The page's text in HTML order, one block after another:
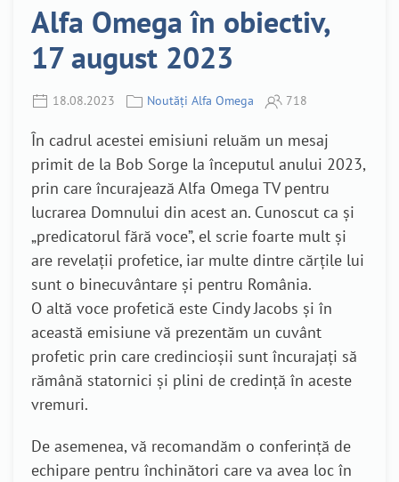
Alfa Omega în obiectiv,
17 august 2023
18.08.2023 Noutăți Alfa Omega 718
În cadrul acestei emisiuni reluăm un mesaj
primit de la Bob Sorge la începutul anului 2023,
prin care încurajează Alfa Omega TV pentru
lucrarea Domnului din acest an. Cunoscut ca și
„predicatorul fără voce”, el scrie foarte mult și
are revelații profetice, iar multe dintre cărțile lui
sunt o binecuvântare și pentru România.
O altă voce profetică este Cindy Jacobs și în
această emisiune vă prezentăm un cuvânt
profetic prin care credincioșii sunt încurajați să
rămână statornici și plini de credință în aceste
vremuri.
De asemenea, vă recomandăm o conferință de
echipare pentru închinători care va avea loc în